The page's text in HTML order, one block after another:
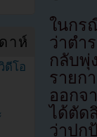
ในกร
ว่าตำ
กลับพุ่
รายก
ออกจ
ได้ตัด
ว่าปก
าห์
ดีโอ